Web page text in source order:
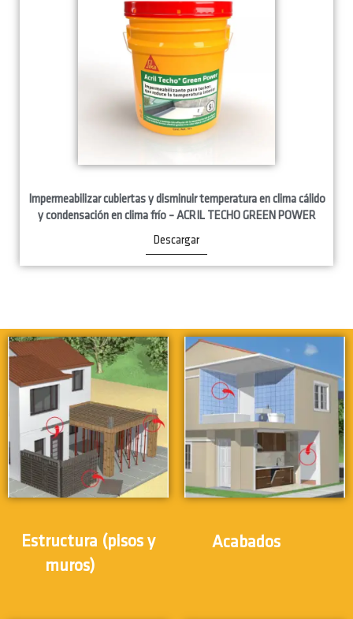
Impermeabilizar cubiertas y disminuir temperatura en clima cálido
y condensación en clima frío – ACRIL TECHO GREEN POWER
Descargar
Estructura (pisos y
muros)
Acabados